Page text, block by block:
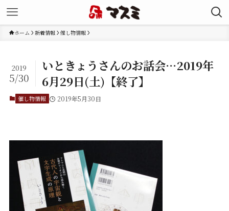
ホーム 新着情報 催し物情報
いときょうさんのお話会…2019年
6月29日(土)【終了】
2019
5/30
催し物情報 2019年5月30日